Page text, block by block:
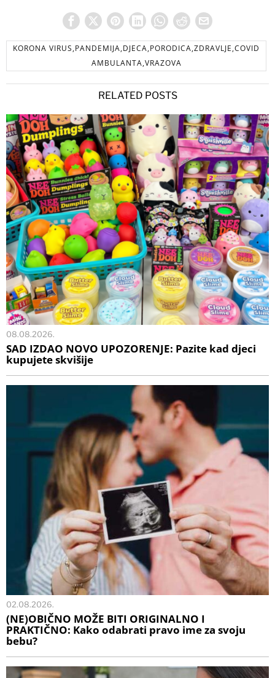
KORONA VIRUS,PANDEMIJA,DJECA,PORODICA,ZDRAVLJE,COVID
AMBULANTA,VRAZOVA
RELATED POSTS
08.08.2026.
SAD IZDAO NOVO UPOZORENJE: Pazite kad djeci
kupujete skvišije
02.08.2026.
(NE)OBIČNO MOŽE BITI ORIGINALNO I
PRAKTIČNO: Kako odabrati pravo ime za svoju
bebu?